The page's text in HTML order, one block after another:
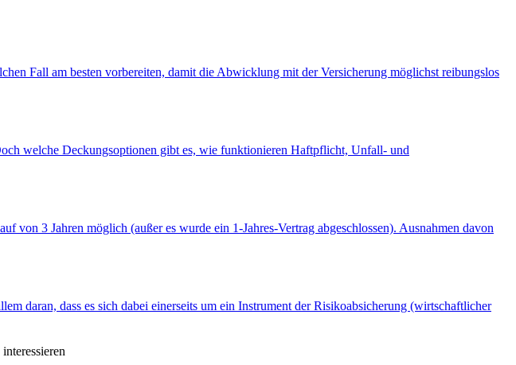
Fall am besten vorbereiten, damit die Abwicklung mit der Versicherung möglichst reibungslos
welche Deckungsoptionen gibt es, wie funktionieren Haftpflicht, Unfall- und
von 3 Jahren möglich (außer es wurde ein 1-Jahres-Vertrag abgeschlossen). Ausnahmen davon
daran, dass es sich dabei einerseits um ein Instrument der Risikoabsicherung (wirtschaftlicher